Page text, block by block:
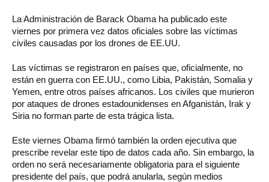
La Administración de Barack Obama ha publicado este
viernes por primera vez datos oficiales sobre las víctimas
civiles causadas por los drones de EE.UU.
Las víctimas se registraron en países que, oficialmente, no
están en guerra con EE.UU., como Libia, Pakistán, Somalia y
Yemen, entre otros países africanos. Los civiles que murieron
por ataques de drones estadounidenses en Afganistán, Irak y
Siria no forman parte de esta trágica lista.
Este viernes Obama firmó también la orden ejecutiva que
prescribe revelar este tipo de datos cada año. Sin embargo, la
orden no será necesariamente obligatoria para el siguiente
presidente del país, que podrá anularla, según medios